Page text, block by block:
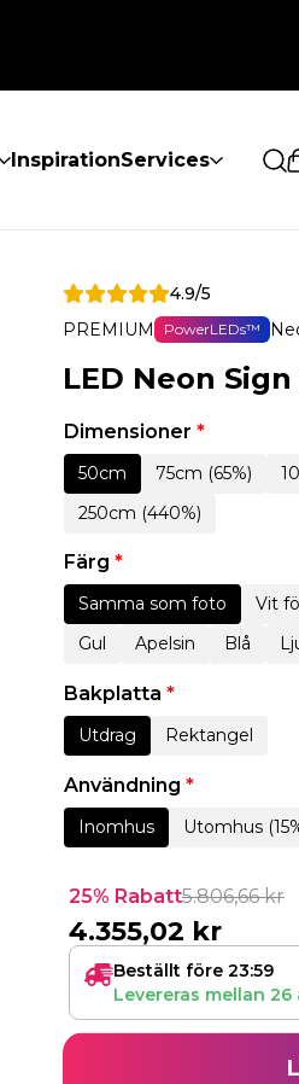
InspirationServices
4.9/5
PREMIUM
PowerLEDs™
LED Neon
Dimensioner *
50cm 75cm (65%)
250cm (440%)
Färg *
Samma som foto Vit
Gul
Apelsin Blå
Bakplatta *
Utdrag Rektangel
Användning *
Inomhus Utomhus
25% Rabatt5.806,66kr
4.355,02 kr
Beställt före 23:59
Levereras mellan 26